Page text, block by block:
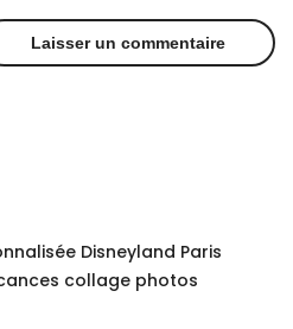
Disneyland Paris
collage photos